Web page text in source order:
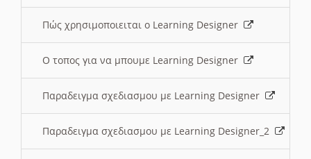
Πώς χρησιμοποιειται ο Learning Designer
O τοπος για να μπουμε Learning Designer
Παραδειγμα σχεδιασμου με Learning Designer
Παραδειγμα σχεδιασμου με Learning Designer_2